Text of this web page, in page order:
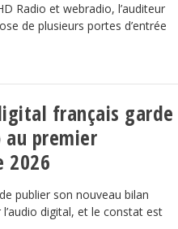
Radio et webradio, l’auditeur
de plusieurs portes d’entrée
français garde
premier
2026
publier son nouveau bilan
digital, et le constat est